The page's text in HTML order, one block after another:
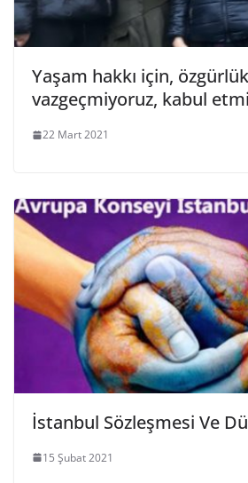
Yaşam hakkı için,
vazgeçmiyoruz, kabul
22 Mart 2021
İstanbul Sözleşmesi Ve
15 Şubat 2021